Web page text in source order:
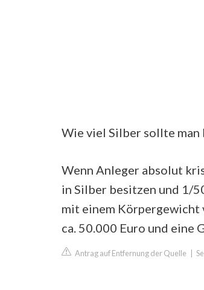
Wie viel Silber sollte man
Wenn Anleger absolut
in Silber besitzen und 1/
mit einem
ca. 50.000 Euro und eine
Antrag auf Entfernung der Quelle